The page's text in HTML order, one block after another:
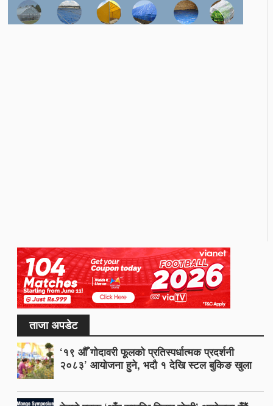
ताजा अपडेट
‘१९ औँ गोदावरी फूलको प्रतिस्पर्धात्मक प्रदर्शनी
२०८३’ आयोजना हुने, भदौ १ देखि स्टल बुकिङ खुला